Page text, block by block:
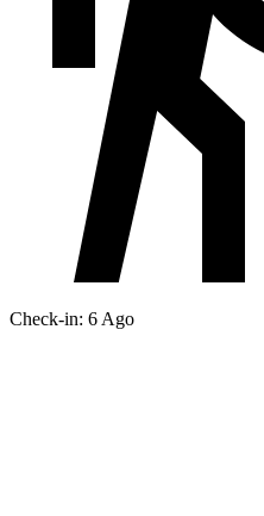
Check-in: 6 Ago